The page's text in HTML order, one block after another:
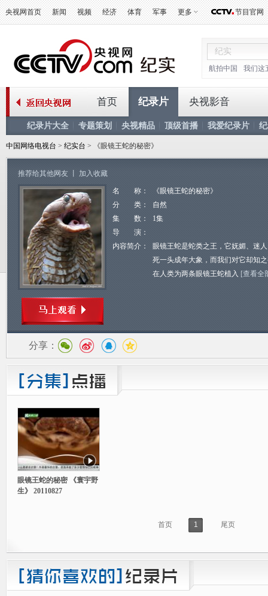
央视网首页 新闻 视频 经济 体育 军事 更多 节目官网
航拍中国 我们这
首页 纪录片
纪录片大全 专题策划 央视精品 顶级首播 我爱纪录片
央视影音
中国网络电视台 > 纪实台 > 《眼镜王蛇的秘密》
推荐给其他网友 加入收藏
名 称：
《眼镜王蛇的秘密》
分 类：
自然
集 数：
1集
导 演：
内容简介：
眼镜王蛇是蛇类之王，它妩媚、迷
死一头成年大象，而我们对它却知
在人类为两条眼镜王蛇植入 [查看全
分享：
眼镜王蛇的秘密 《寰宇野
生》 20110827
首页 1 尾页